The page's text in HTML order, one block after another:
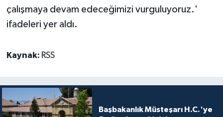
çalışmaya devam edeceğimizi vurguluyoruz.'
ifadeleri yer aldı.
Kaynak: RSS
Başbakanlık Müsteşarı H.C.'ye